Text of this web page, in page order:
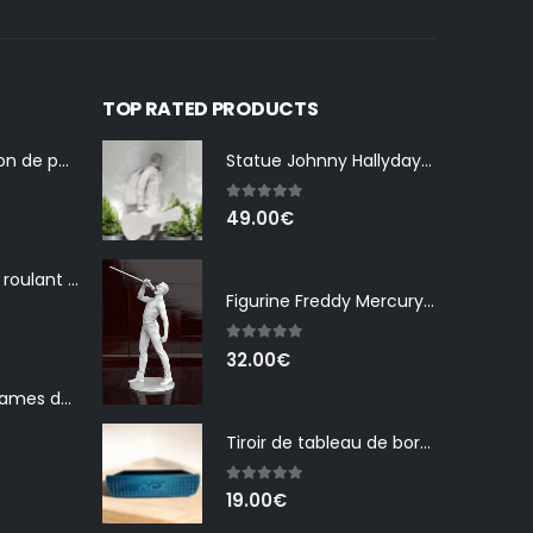
Œillets de fixation de phare pour Peugeot 104 – Lot de 2
Bouchons Volet roulant Aqalis
Raccords pour lames de volet roulant piscine
TOP RATED PRODUCTS
Statue Johnny Hallyday Tenessee
5.00out of 5
49.00€
Figurine Freddy Mercury (résine)
5.00 out of 5
32.00€
Tiroir de tableau de bord RCZ
5.00out of 5
19.00€